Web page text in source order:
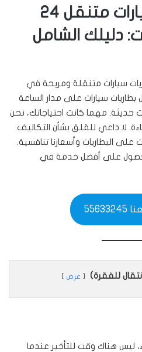
تبديل بطاريات سيارات متنقل 24
دليلك الشامل
سيارات متنقلة ومريحة في
سيارات على مدار الساعة
مهما كانت احتياجاتك، نحن
لا داعي للقلق بشأن التكاليف
نقدم كفالة 3 سنوات على البطاريات وأسعارنا تنافسية.
للحصول على أفضل خدمة في
للفقرة) عرض
هناك وقت للتأخير عندما